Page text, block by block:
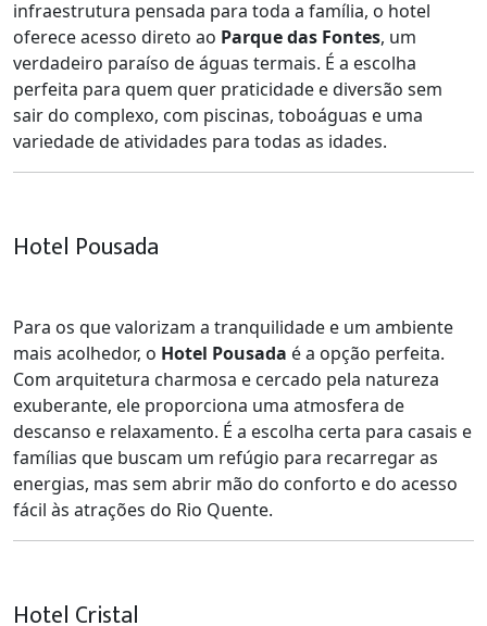
infraestrutura pensada para toda a família, o hotel
oferece acesso direto ao Parque das Fontes, um
verdadeiro paraíso de águas termais. É a escolha
perfeita para quem quer praticidade e diversão sem
sair do complexo, com piscinas, toboáguas e uma
variedade de atividades para todas as idades.
Hotel Pousada
Para os que valorizam a tranquilidade e um ambiente
mais acolhedor, o Hotel Pousada é a opção perfeita.
Com arquitetura charmosa e cercado pela natureza
exuberante, ele proporciona uma atmosfera de
descanso e relaxamento. É a escolha certa para casais e
famílias que buscam um refúgio para recarregar as
energias, mas sem abrir mão do conforto e do acesso
fácil às atrações do Rio Quente.
Hotel Cristal